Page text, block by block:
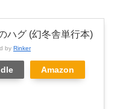
ハグ (幻冬舎単行本)
by Rinker
Amazon